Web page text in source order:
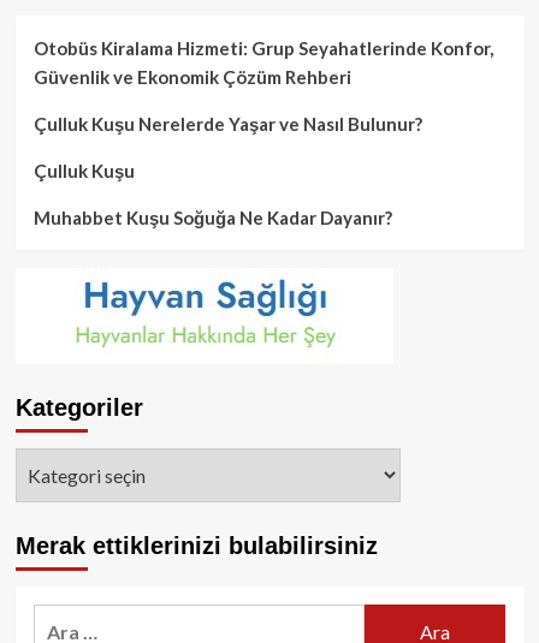
Otobüs Kiralama Hizmeti: Grup Seyahatlerinde Konfor,
Güvenlik ve Ekonomik Çözüm Rehberi
Çulluk Kuşu Nerelerde Yaşar ve Nasıl Bulunur?
Çulluk Kuşu
Muhabbet Kuşu Soğuğa Ne Kadar Dayanır?
Kategoriler
Merak ettiklerinizi bulabilirsiniz